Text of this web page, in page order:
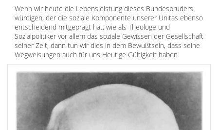
Wenn wir heute die Lebensleistung dieses Bundesbruders
würdigen, der die soziale Komponente unserer Unitas ebenso
entscheidend mitgeprägt hat, wie als Theologe und
Sozialpolitiker vor allem das soziale Gewissen der Gesellschaft
seiner Zeit, dann tun wir dies in dem Bewußtsein, dass seine
Wegweisungen auch für uns Heutige Gültigkeit haben.